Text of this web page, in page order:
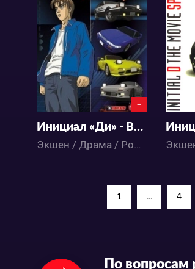
404929
13 657
+
Инициал «Ди» - Все сезоны
Экшен / Драма / Романтика / Спорт / Сёнэн / Аниме
1 ... 4
По вопросам